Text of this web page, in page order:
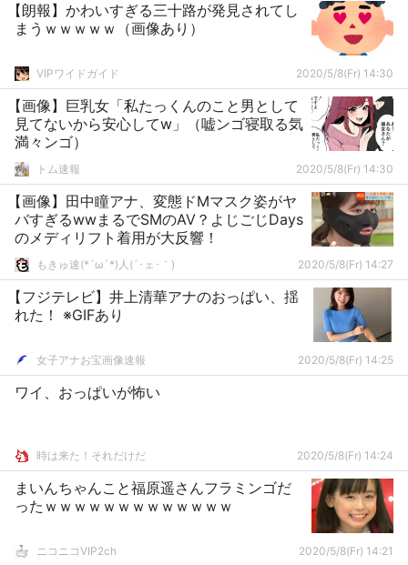
【朗報】かわいすぎる三十路が発見されてし
まうｗｗｗｗｗ（画像あり）
VIPワイドガイド 2020/5/8(Fr) 14:30
【画像】巨乳女「私たっくんのこと男として
見てないから安心してw」（嘘ンゴ寝取る気
満々ンゴ）
トム速報 2020/5/8(Fr) 14:30
【画像】田中瞳アナ、変態ドMマスク姿がヤ
バすぎるwwまるでSMのAV？よじごじDays
のメディリフト着用が大反響！
もきゅ速(*´ω`*)人(´･ェ･｀) 2020/5/8(Fr) 14:27
【フジテレビ】井上清華アナのおっぱい、揺
れた！ ※GIFあり
女子アナお宝画像速報 2020/5/8(Fr) 14:25
ワイ、おっぱいが怖い
時は来た！それだけだ 2020/5/8(Fr) 14:24
まいんちゃんこと福原遥さんフラミンゴだ
ったｗｗｗｗｗｗｗｗｗｗｗｗｗ
ニコニコVIP2ch 2020/5/8(Fr) 14:21